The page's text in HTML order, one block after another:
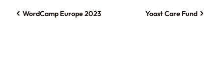
WordCamp Europe 2023 Yoast Care Fund